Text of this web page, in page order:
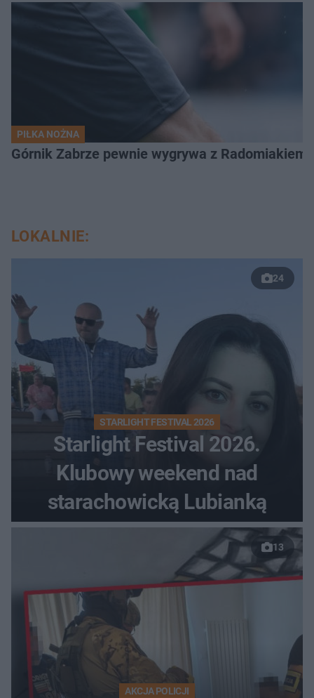
PIŁKA NOŻNA
Górnik Zabrze pewnie wygrywa z
LOKALNIE:
24
STARLIGHT FESTIVAL 2026
Starlight Festival 2026.
Klubowy weekend nad
starachowicką Lubianką
13
AKCJA POLICJI